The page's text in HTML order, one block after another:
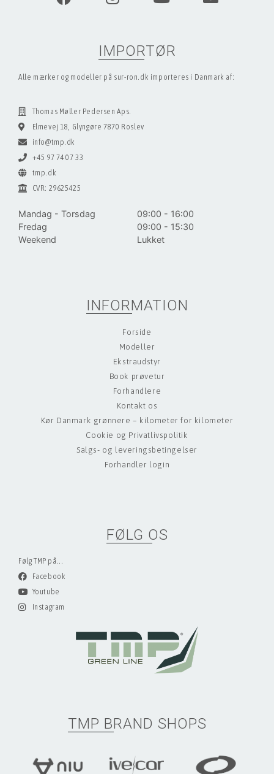
IMPORTØR
Alle mærker og modeller på sur-ron.dk importeres i Danmark af:
Thomas Møller Pedersen Aps.
Elmevej 18, Glyngøre 7870 Roslev
info@tmp.dk
+45 97 74 07 33
tmp.dk
CVR: 29625425
Mandag - Torsdag
09:00 - 16:00
Fredag
09:00 - 15:30
Weekend
Lukket
INFORMATION
Forside
Modeller
Ekstraudstyr
Book prøvetur
Forhandlere
Kontakt os
Kør Danmark grønnere – kilometer for kilometer
Cookie og Privatlivspolitik
Salgs- og leveringsbetingelser
Forhandler login
FØLG OS
Følg TMP på...
Facebook
Youtube
Instagram
TMP BRAND SHOPS